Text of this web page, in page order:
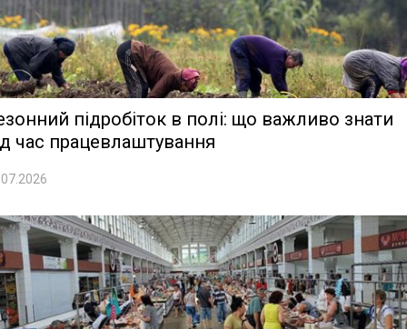
підробіток в полі: що важливо знати
час працевлаштування